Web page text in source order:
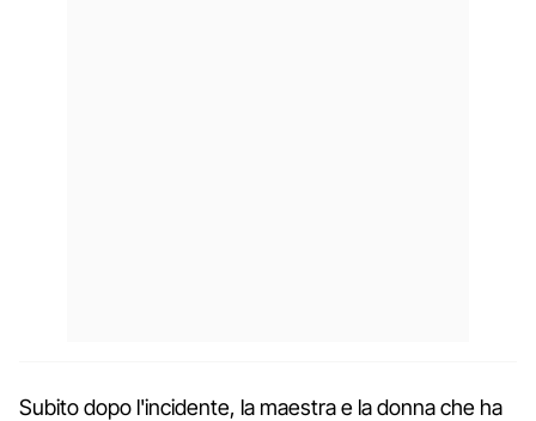
Subito dopo l'incidente, la maestra e la donna che ha